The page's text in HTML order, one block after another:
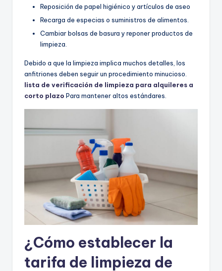
Reposición de papel higiénico y artículos de aseo
Recarga de especias o suministros de alimentos.
Cambiar bolsas de basura y reponer productos de
limpieza.
Debido a que la limpieza implica muchos detalles, los
anfitriones deben seguir un procedimiento minucioso.
lista de verificación de limpieza para alquileres a
corto plazo Para mantener altos estándares.
¿Cómo establecer la
tarifa de limpieza de